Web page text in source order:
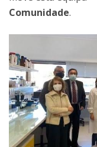
Comunidade.